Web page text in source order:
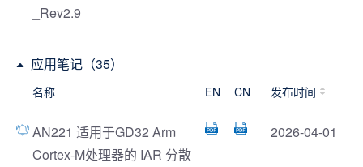
_Rev2.9
应用笔记（35）
名称 EN CN 发布时间
AN221 适用于GD32 Arm
Cortex-M处理器的 IAR 分散
2026-04-01